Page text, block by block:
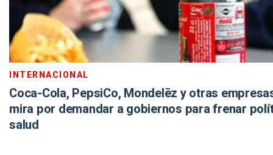
INTERNACIONAL
Coca-Cola, PepsiCo, Mondelēz y otras
mira por demandar a gobiernos para frenar
salud